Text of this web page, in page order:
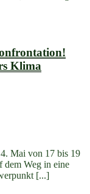
Klima
Mai von 17 bis 19
dem Weg in eine
[...]